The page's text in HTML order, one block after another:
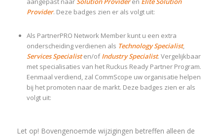
Provider. Deze badges zien er als volgt uit:
Als PartnerPRO Network Member kunt u een extra
onderscheiding verdienen als Technology Specialist,
Services Specialisten/ofIndustry Specialist. Vergelijkbaar
met specialisaties van het Ruckus Ready Partner Program.
Eenmaal verdiend, zal CommScope uw organisatie helpen
bij het promoten naar de markt. Deze badges zien er als
volgt uit:
Let op! Bovengenoemde wijzigingen betreffen alleen de